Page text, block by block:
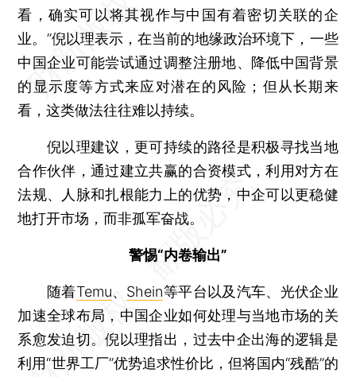
看，确实可以将其视作与中国有着密切关联的企
业。”倪以理表示，在当前的地缘政治环境下，一些
中国企业可能尝试通过调整注册地、降低中国背景
的显示度等方式来应对潜在的风险；但从长期来
看，这类做法往往难以持续。
倪以理建议，更可持续的路径是积极寻找当地
合作伙伴，通过建立共赢的合资模式，利用对方在
法规、人脉和扎根能力上的优势，中企可以更稳健
地打开市场，而非孤军奋战。
警惕“内卷输出”
随着Temu、 Shein等平台以及汽车、光伏企业
加速全球布局，中国企业如何处理与当地市场的关
系愈发迫切。倪以理指出，过去中企出海的逻辑是
利用“世界工厂”优势追求性价比，但将国内“残酷”的